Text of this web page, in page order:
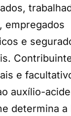
empregados
e
e
auxílio-
determina a